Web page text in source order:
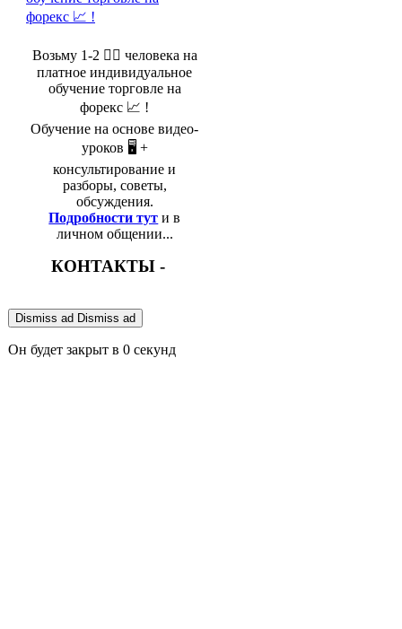
Возьму 1-2 🤵‍♂️ человека на
платное индивидуальное
обучение торговле на
форекс 📈 !
Обучение на основе видео-
уроков 🖥️ +
консультирование и
разборы, советы,
обсуждения.
Подробности тут и в
личном общении...
КОНТАКТЫ -
Dismiss ad Dismiss ad
Он будет закрыт в 0 секунд